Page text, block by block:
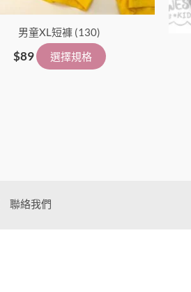
男童XL短褲 (130)
$89 選擇規格
聯絡我們